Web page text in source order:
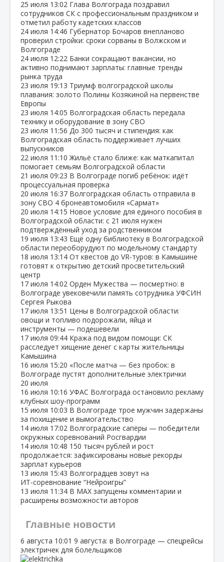
25 июля 13:02 Глава Волгограда поздравил
сотрудников СК с профессиональным праздником и
отметил работу кадетских классов
24 июля 14:46 Губернатор Бочаров внепланово
проверил стройки: сроки сорваны в Волжском и
Волгограде
24 июля 12:22 Банки сокращают вакансии, но
активно поднимают зарплаты: главные тренды
рынка труда
23 июля 19:13 Триумф волгоградской школы
плавания: золото Полины Козякиной на первенстве
Европы
23 июля 14:05 Волгоградская область передала
технику и оборудование в зону СВО
23 июля 11:56 До 300 тысяч и стипендия: как
Волгоградская область поддерживает лучших
выпускников
22 июля 11:10 Жильё стало ближе: как маткапитал
помогает семьям Волгоградской области
21 июля 09:23 В Волгограде погиб ребёнок: идёт
процессуальная проверка
20 июля 16:37 Волгоградская область отправила в
зону СВО 4 бронеавтомобиля «Сармат»
20 июля 14:15 Новое условие для единого пособия в
Волгоградской области: с 21 июля нужен
подтверждённый уход за родственником
19 июля 13:43 Ещё одну библиотеку в Волгоградской
области переоборудуют по модельному стандарту
18 июля 13:14 От квестов до VR‑туров: в Камышине
готовят к открытию детский просветительский
центр
17 июля 14:02 Орден Мужества — посмертно: в
Волгограде увековечили память сотрудника УФСИН
Сергея Рыкова
17 июля 13:51 Цены в Волгоградской области:
овощи и топливо подорожали, яйца и
инструменты — подешевели
17 июля 09:44 Кража под видом помощи: СК
расследует хищение денег с карты жительницы
Камышина
16 июля 15:20 «После матча — без пробок: в
Волгограде пустят дополнительные электрички
20 июля
16 июля 10:16 УФАС Волгограда остановило рекламу
клубных шоу‑программ
15 июля 10:03 В Волгограде трое мужчин задержаны
за похищение и вымогательство
14 июля 17:02 Волгоградские сапёры — победители
окружных соревнований Росгвардии
14 июля 10:48 150 тысяч рублей и рост
продолжается: зафиксированы новые рекорды
зарплат курьеров
13 июля 15:43 Волгоградцев зовут на
ИТ‑соревнование “Нейроигры”
13 июля 11:34 В МАХ запущены комментарии и
расширены возможности авторов
Главные новости
6 августа 10:01 9 августа: в Волгограде — спецрейсы
электричек для болельщиков